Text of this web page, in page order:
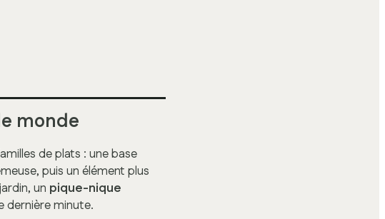
monde
de plats : une base
puis un élément plus
un pique-nique
dernière minute.